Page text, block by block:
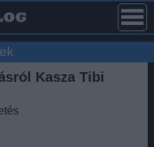
Kasza Tibi